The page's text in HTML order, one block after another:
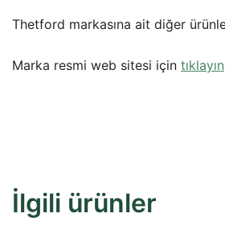
Thetford markasına ait diğer
Marka resmi web sitesi için tıklayın
İlgili ürünler